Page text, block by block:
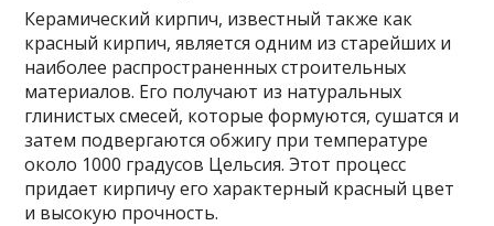
Керамический кирпич, известный также как
красный кирпич, является одним из старейших и
наиболее распространенных строительных
материалов. Его получают из натуральных
глинистых смесей, которые формуются, сушатся и
затем подвергаются обжигу при температуре
около 1000 градусов Цельсия. Этот процесс
придает кирпичу его характерный красный цвет
и высокую прочность.